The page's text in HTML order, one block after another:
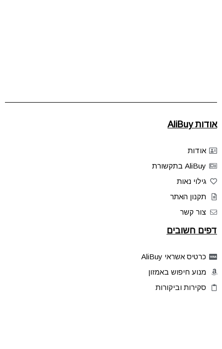
אודות AliBuy
אודות
AliBuy בתקשורת
גילוי נאות
תקנון האתר
צור קשר
דפים חשובים
כרטיס אשראי AliBuy
מנוע חיפוש באמזון
סקירות וביקורות